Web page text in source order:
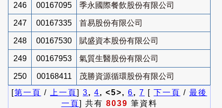
246 00167095 季永國際餐飲股份有限公司
247 00167335 首易股份有限公司
248 00167530 賦盛資本股份有限公司
249 00167953 氣質生醫股份有限公司
250 00168411
茂勝資源循環股份有限公司
[第一頁 / 上一頁] 3, 4, <5>, 6, 7 [ 下一頁 / 最後
一頁] 共有 8039 筆資料